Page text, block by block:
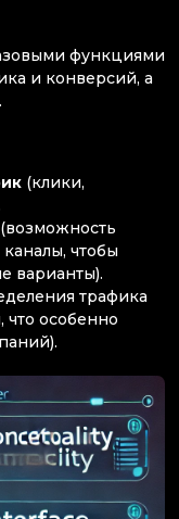
функциями
и конверсий, а
(клики,
(возможность
чтобы
варианты).
трафика
что особенно